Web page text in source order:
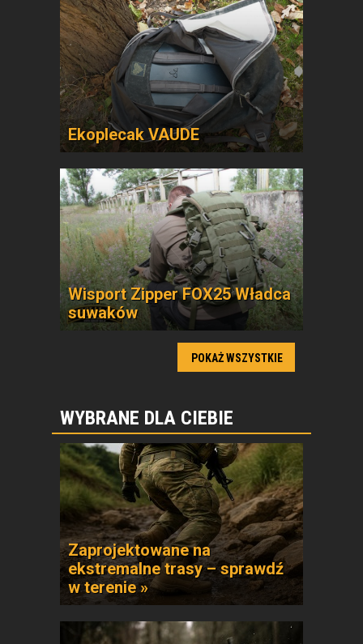
Ekoplecak VAUDE
Wisport Zipper FOX25 Władca
suwaków
POKAŻ WSZYSTKIE
WYBRANE DLA CIEBIE
Zaprojektowane na
ekstremalne trasy – sprawdź
w terenie »